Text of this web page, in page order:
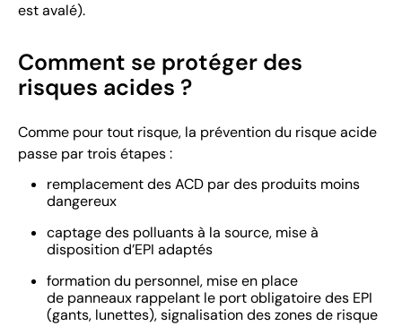
est avalé).
Comment se protéger des
risques acides ?
Comme pour tout risque, la prévention du risque acide
passe par trois étapes :
remplacement des ACD par des produits moins
dangereux
captage des polluants à la source, mise à
disposition d’EPI adaptés
formation du personnel, mise en place
de panneaux rappelant le port obligatoire des EPI
(gants, lunettes), signalisation des zones de risque